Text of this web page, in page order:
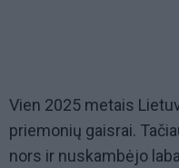
Vien 2025 metais
priemonių gaisrai.
nors ir nuskambėjo